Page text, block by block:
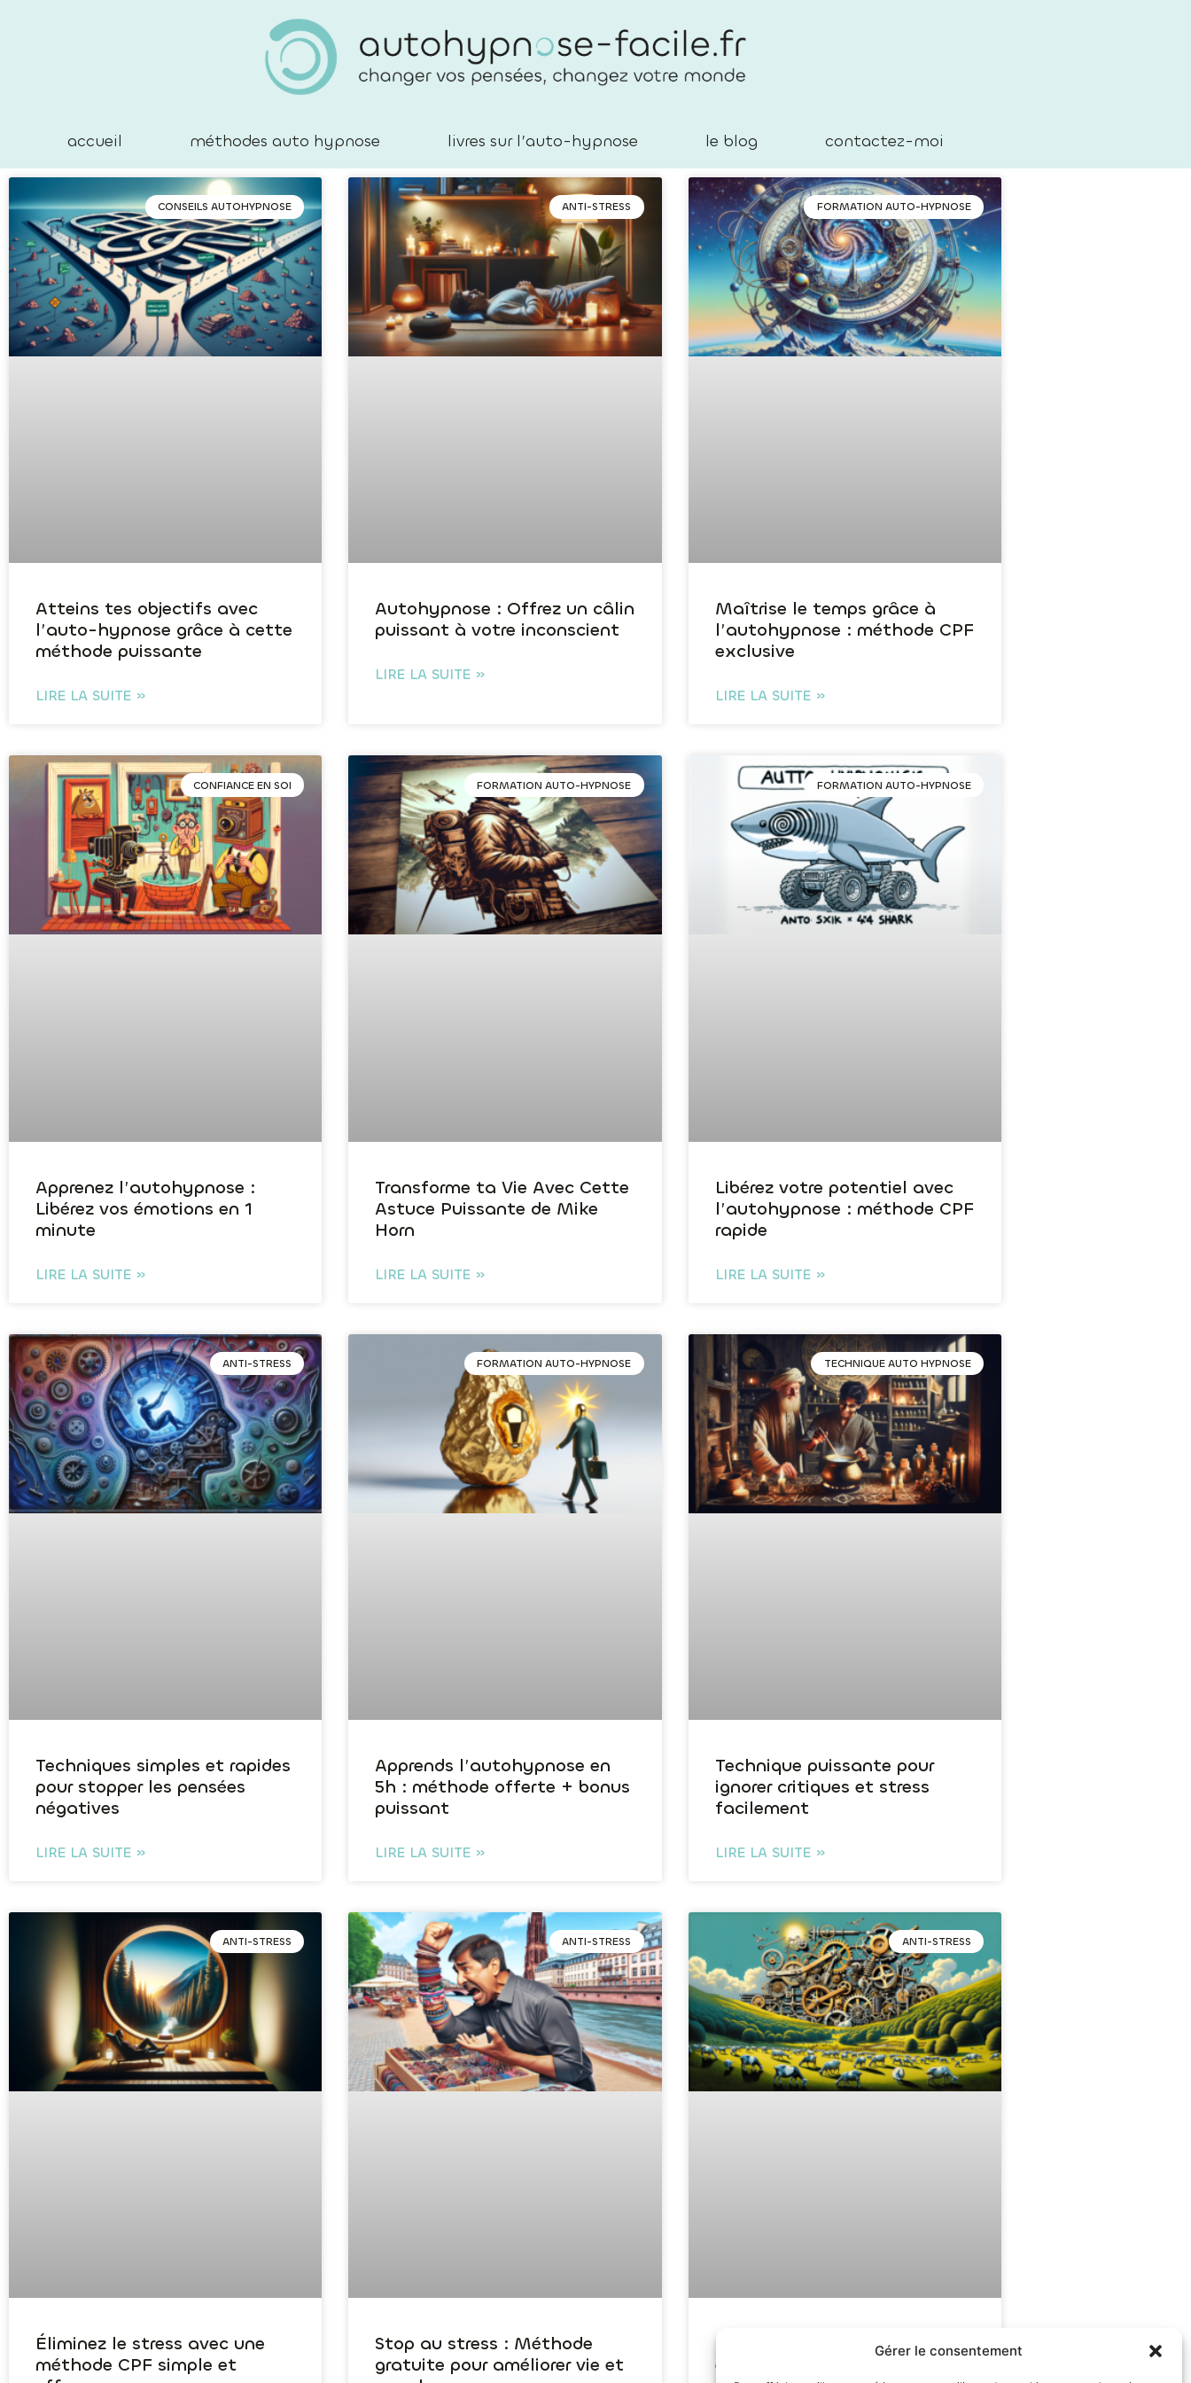
Gérer le consentement
accueil méthodes auto hypnose livres sur l’auto-hypnose le blog contactez-moi
CONSEILS AUTOHYPNOSE
Atteins tes objectifs avec
l’auto-hypnose grâce à cette
méthode puissante
LIRE LA SUITE »
ANTI-STRESS
Autohypnose : Offrez un câlin
puissant à votre inconscient
LIRE LA SUITE »
FORMATION AUTO-HYPNOSE
Maîtrise le temps grâce à
l’autohypnose : méthode CPF
exclusive
LIRE LA SUITE »
CONFIANCE EN SOI
Apprenez l’autohypnose :
Libérez vos émotions en 1
minute
LIRE LA SUITE »
FORMATION AUTO-HYPNOSE
Transforme ta Vie Avec Cette
Astuce Puissante de Mike
Horn
LIRE LA SUITE »
FORMATION AUTO-HYPNOSE
Libérez votre potentiel avec
l’autohypnose : méthode CPF
rapide
LIRE LA SUITE »
ANTI-STRESS
Techniques simples et rapides
pour stopper les pensées
négatives
LIRE LA SUITE »
FORMATION AUTO-HYPNOSE
Apprends l’autohypnose en
5h : méthode offerte + bonus
puissant
LIRE LA SUITE »
TECHNIQUE AUTO HYPNOSE
Technique puissante pour
ignorer critiques et stress
facilement
LIRE LA SUITE »
ANTI-STRESS
Éliminez le stress avec une
méthode CPF simple et
ANTI-STRESS
Stop au stress : Méthode
gratuite pour améliorer vie et
ANTI-STRESS
Reprogrammer son esprit pour
éliminer le stress et se sentir